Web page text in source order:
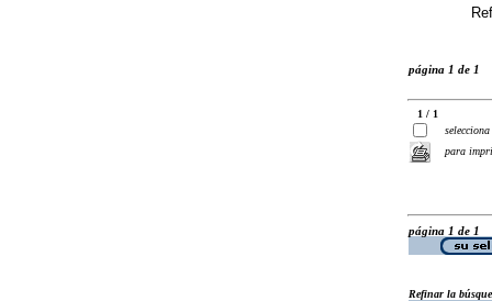
página 1 de 1
1 / 1
selecciona
para
página 1 de 1
Refinar la